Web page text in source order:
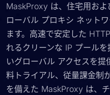
MaskProxy は、住宅用お
ローバル プロキシ ネット
ます。高速で安定した
れるクリーンな IP プール
いグローバル アクセスを
料トライアル、従量課金制
を備えた MaskProxy は、